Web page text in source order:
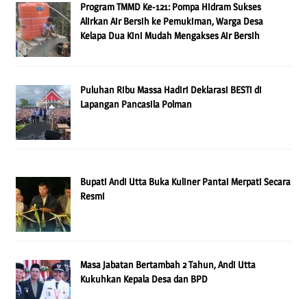
Program TMMD Ke-121: Pompa Hidram Sukses
Alirkan Air Bersih ke Pemukiman, Warga Desa
Kelapa Dua Kini Mudah Mengakses Air Bersih
Puluhan Ribu Massa Hadiri Deklarasi BESTi di
Lapangan Pancasila Polman
Bupati Andi Utta Buka Kuliner Pantai Merpati Secara
Resmi
Masa Jabatan Bertambah 2 Tahun, Andi Utta
Kukuhkan Kepala Desa dan BPD